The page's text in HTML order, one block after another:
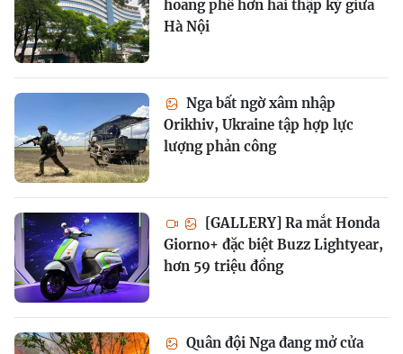
hoang phế hơn hai thập kỷ giữa
Hà Nội
Nga bất ngờ xâm nhập
Orikhiv, Ukraine tập hợp lực
lượng phản công
[GALLERY] Ra mắt Honda
Giorno+ đặc biệt Buzz Lightyear,
hơn 59 triệu đồng
Quân đội Nga đang mở cửa